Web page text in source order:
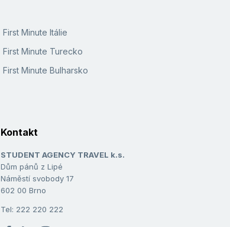
First Minute Itálie
First Minute Turecko
First Minute Bulharsko
Kontakt
STUDENT AGENCY TRAVEL k.s.
Dům pánů z Lipé
Náměstí svobody 17
602 00 Brno
Tel: 222 220 222